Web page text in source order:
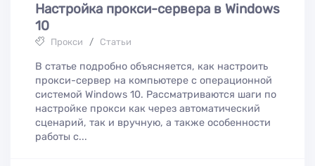
Настройка прокси-сервера в Windows
10
Прокси / Статьи
В статье подробно объясняется, как настроить
прокси-сервер на компьютере с операционной
системой Windows 10. Рассматриваются шаги по
настройке прокси как через автоматический
сценарий, так и вручную, а также особенности
работы с...